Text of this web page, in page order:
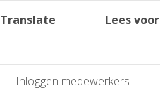
Translate Lees voor
Inloggen medewerkers